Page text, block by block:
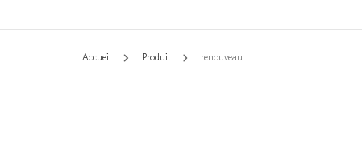
Accueil Produit renouveau